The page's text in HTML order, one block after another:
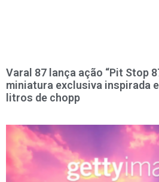
Varal 87 lança ação “Pit Stop
miniatura exclusiva inspirada
litros de chopp